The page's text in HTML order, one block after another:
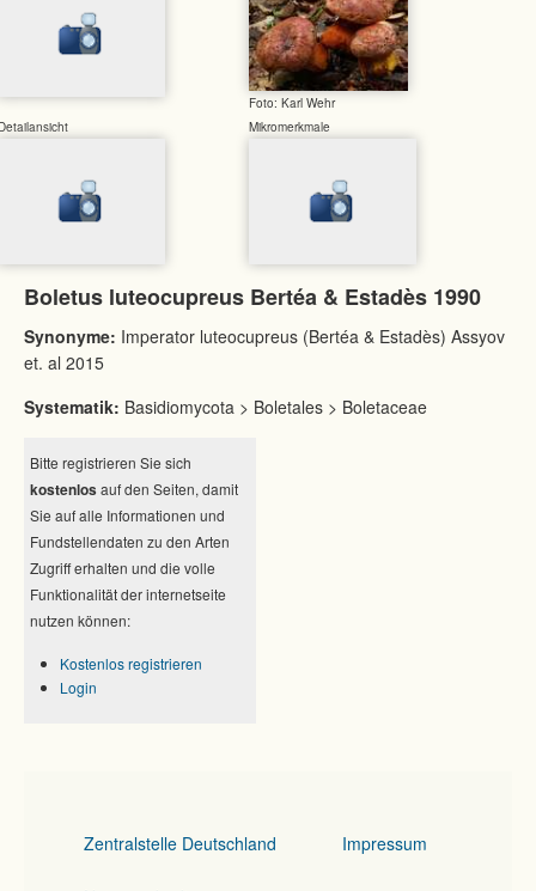
Foto: Karl Wehr
Mikromerkmale
Boletus luteocupreus Bertéa & Estadès 1990
Synonyme: Imperator luteocupreus (Bertéa & Estadès) Assyov
et. al 2015
Systematik: Basidiomycota > Boletales > Boletaceae
Bitte registrieren Sie sich
kostenlos auf den Seiten, damit
Sie auf alle Informationen und
Fundstellendaten zu den Arten
Zugriff erhalten und die volle
Funktionalität der internetseite
nutzen können:
Kostenlos registrieren
Login
Zentralstelle Deutschland Impressum